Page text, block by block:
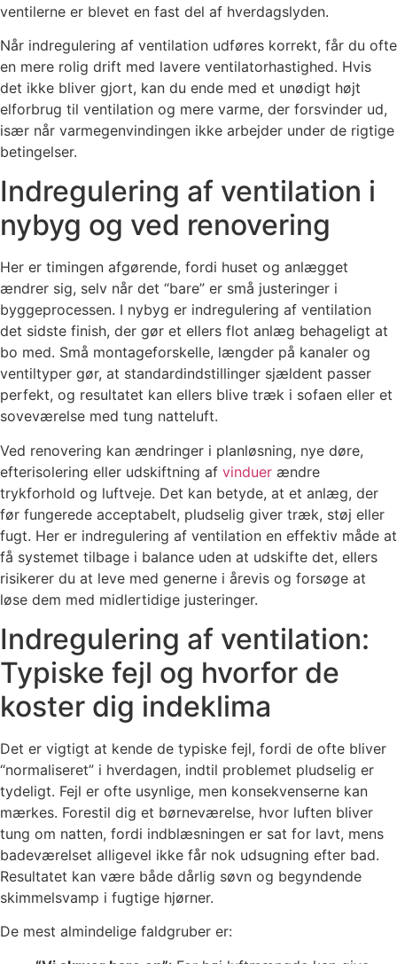
ventilerne er blevet en fast del af hverdagslyden.
Når indregulering af ventilation udføres korrekt, får du ofte
en mere rolig drift med lavere ventilatorhastighed. Hvis
det ikke bliver gjort, kan du ende med et unødigt højt
elforbrug til ventilation og mere varme, der forsvinder ud,
især når varmegenvindingen ikke arbejder under de rigtige
betingelser.
Indregulering af ventilation i
nybyg og ved renovering
Her er timingen afgørende, fordi huset og anlægget
ændrer sig, selv når det “bare” er små justeringer i
byggeprocessen. I nybyg er indregulering af ventilation
det sidste finish, der gør et ellers flot anlæg behageligt at
bo med. Små montageforskelle, længder på kanaler og
ventiltyper gør, at standardindstillinger sjældent passer
perfekt, og resultatet kan ellers blive træk i sofaen eller et
soveværelse med tung natteluft.
Ved renovering kan ændringer i planløsning, nye døre,
efterisolering eller udskiftning af vinduer ændre
trykforhold og luftveje. Det kan betyde, at et anlæg, der
før fungerede acceptabelt, pludselig giver træk, støj eller
fugt. Her er indregulering af ventilation en effektiv måde at
få systemet tilbage i balance uden at udskifte det, ellers
risikerer du at leve med generne i årevis og forsøge at
løse dem med midlertidige justeringer.
Indregulering af ventilation:
Typiske fejl og hvorfor de
koster dig indeklima
Det er vigtigt at kende de typiske fejl, fordi de ofte bliver
“normaliseret” i hverdagen, indtil problemet pludselig er
tydeligt. Fejl er ofte usynlige, men konsekvenserne kan
mærkes. Forestil dig et børneværelse, hvor luften bliver
tung om natten, fordi indblæsningen er sat for lavt, mens
badeværelset alligevel ikke får nok udsugning efter bad.
Resultatet kan være både dårlig søvn og begyndende
skimmelsvamp i fugtige hjørner.
De mest almindelige faldgruber er: